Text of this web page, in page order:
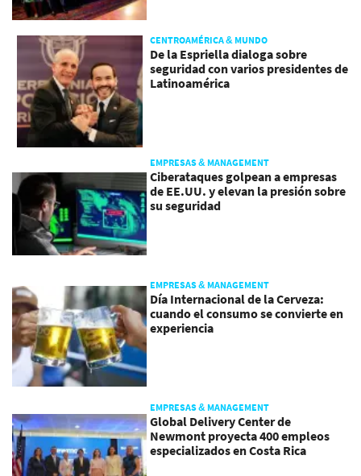
CENTROAMÉRICA & MUNDO
De la Espriella dialoga sobre
seguridad con varios presidentes de
Latinoamérica
EMPRESAS & MANAGEMENT
Ciberataques golpean a empresas
de EE.UU. y elevan la presión sobre
su seguridad
EMPRESAS & MANAGEMENT
Día Internacional de la Cerveza:
cuando el consumo se convierte en
experiencia
EMPRESAS & MANAGEMENT
Global Delivery Center de
Newmont proyecta 400 empleos
especializados en Costa Rica